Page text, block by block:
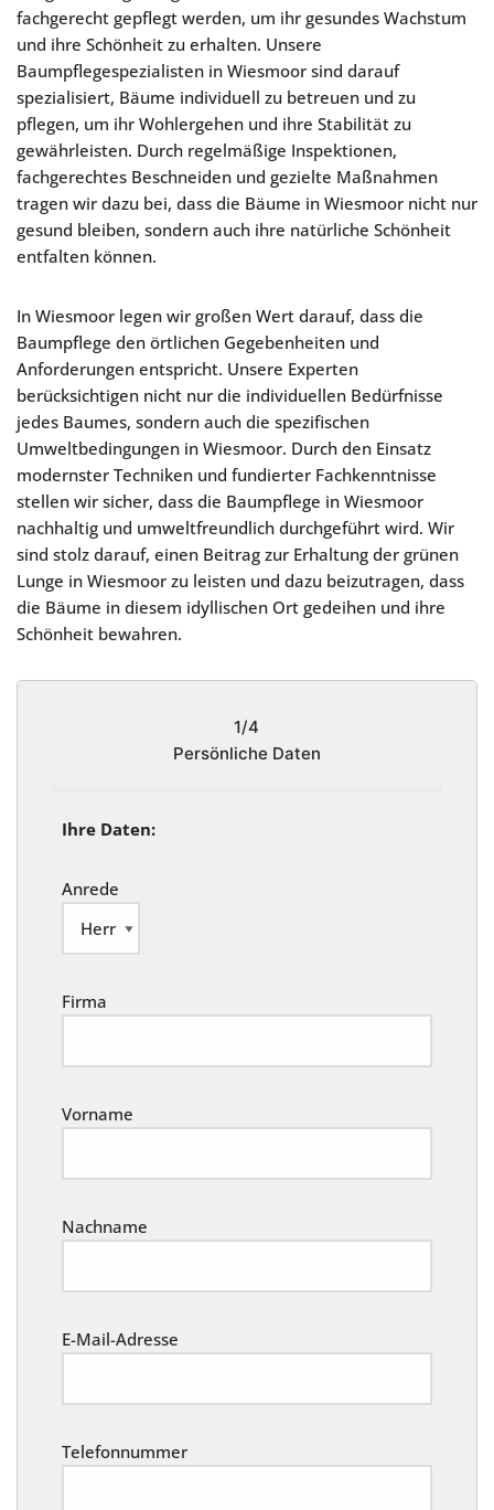
fachgerecht gepflegt werden, um ihr gesundes Wachstum
und ihre Schönheit zu erhalten. Unsere
Baumpflegespezialisten in Wiesmoor sind darauf
spezialisiert, Bäume individuell zu betreuen und zu
pflegen, um ihr Wohlergehen und ihre Stabilität zu
gewährleisten. Durch regelmäßige Inspektionen,
fachgerechtes Beschneiden und gezielte Maßnahmen
tragen wir dazu bei, dass die Bäume in Wiesmoor nicht nur
gesund bleiben, sondern auch ihre natürliche Schönheit
entfalten können.
In Wiesmoor legen wir großen Wert darauf, dass die
Baumpflege den örtlichen Gegebenheiten und
Anforderungen entspricht. Unsere Experten
berücksichtigen nicht nur die individuellen Bedürfnisse
jedes Baumes, sondern auch die spezifischen
Umweltbedingungen in Wiesmoor. Durch den Einsatz
modernster Techniken und fundierter Fachkenntnisse
stellen wir sicher, dass die Baumpflege in Wiesmoor
nachhaltig und umweltfreundlich durchgeführt wird. Wir
sind stolz darauf, einen Beitrag zur Erhaltung der grünen
Lunge in Wiesmoor zu leisten und dazu beizutragen, dass
die Bäume in diesem idyllischen Ort gedeihen und ihre
Schönheit bewahren.
1/4
Persönliche Daten
Ihre Daten:
Anrede
Firma
Vorname
Nachname
E-Mail-Adresse
Telefonnummer